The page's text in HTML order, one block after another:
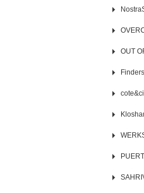
OUT